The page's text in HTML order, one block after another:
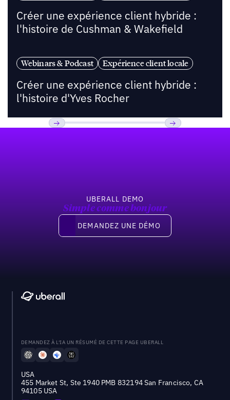
Créer une expérience client hybride :
l'histoire de Cushman & Wakefield
Webinars & Podcast Expérience client locale
Créer une expérience client hybride :
l'histoire d'Yves Rocher
UBERALL DEMO
Simple comme bonjour
Demandez une démo
DEMANDEZ UNE DÉMO
DEMANDEZ À L'IA UN RÉSUMÉ DE CETTE PAGE UBERALL
USA
455 Market St, Ste 1940 PMB 832194 San Francisco, CA
94105 USA